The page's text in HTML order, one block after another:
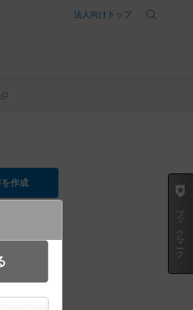
法人向けトップ
作成
灯100形
ブックマーク